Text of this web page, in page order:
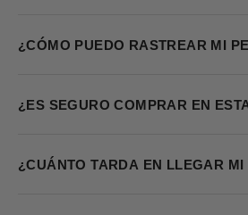
¿CÓMO PUEDO RASTREAR MI
¿ES SEGURO COMPRAR EN
¿CUÁNTO TARDA EN LLEGAR MI